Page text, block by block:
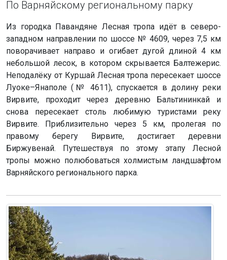
По Варняйскому региональному парку
Из городка Павандяне Лесная тропа идёт в северо-
западном направлении по шоссе № 4609, через 7,5 км
поворачивает направо и огибает дугой длиной 4 км
небольшой лесок, в котором скрывается Балтежерис.
Неподалёку от Куршай Лесная тропа пересекает шоссе
Луоке–Янаполе (№ 4611), спускается в долину реки
Вирвите, проходит через деревню Бальтининкай и
снова пересекает столь любимую туристами реку
Вирвите. Приблизительно через 5 км, пролегая по
правому берегу Вирвите, достигает деревни
Биржувенай. Путешествуя по этому этапу Лесной
тропы можно полюбоваться холмистым ландшафтом
Варняйского регионального парка.